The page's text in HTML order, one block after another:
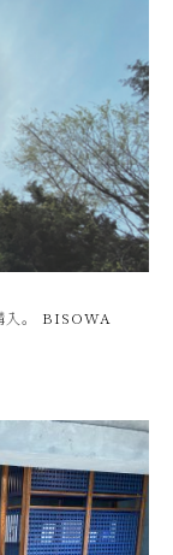
。 BISOWA